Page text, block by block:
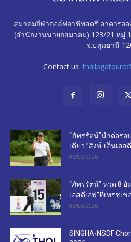
สมาคมกีฬากอล์ฟอาชีพสตรี อาคารอ
(สำนักงานนายกสมาคม) 123/21 หมู่
จ.ปทุมธานี
Contact us:
“ภัทรรัตน์”นำต่อรอ
เดียว ”สิงห์-เอ็นเอ
06/08/2026
“ภัทรรัตน์” หวด 8 อั
เอสดีเอฟ”ที่เทรชเ
05/08/2026
SINGHA-NSDF